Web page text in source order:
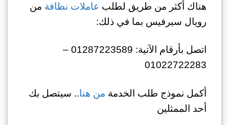
هناك أكثر من طريق لطلب عاملات نظافة من
رويال سيرفيس بما في ذلك:
اتصل بأرقام الآتية: 01287223589 –
01022722283
أكمل نموذج طلب الخدمة من هنا.. سيتصل بك
أحد الممثلين